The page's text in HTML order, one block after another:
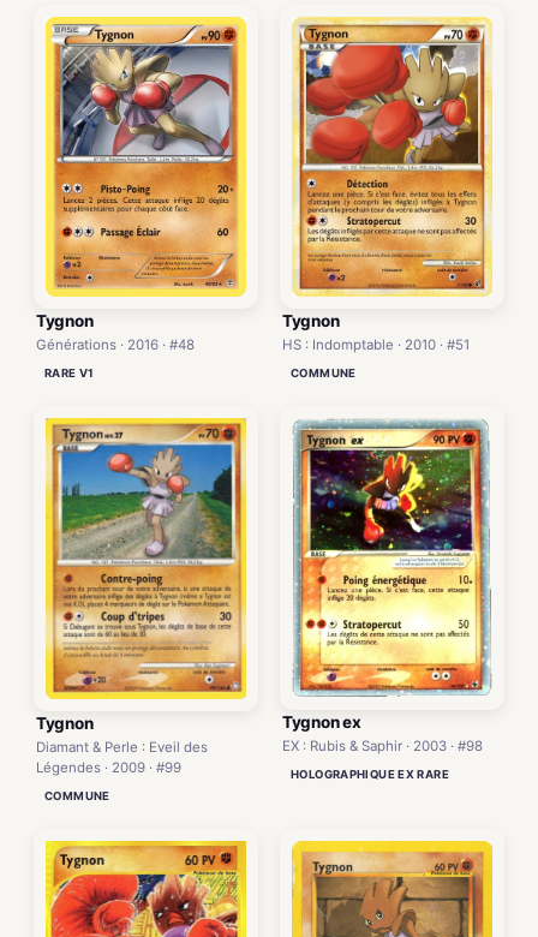
Tygnon
Générations · 2016 · #48
RARE V1
Tygnon
HS : Indomptable · 2010 · #51
COMMUNE
Tygnon
Diamant & Perle : Eveil des
Légendes · 2009 · #99
COMMUNE
Tygnon ex
EX : Rubis & Saphir · 2003 · #98
HOLOGRAPHIQUE EX RARE